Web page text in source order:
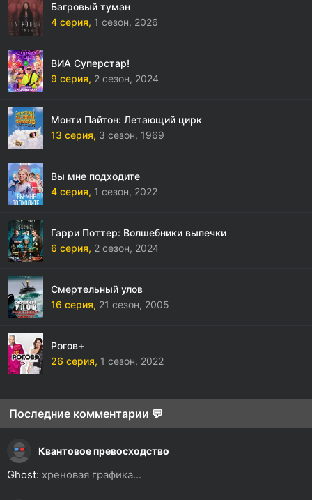
Багровый туман
4 серия, 1 сезон, 2026
ВИА Суперстар!
9 серия, 2 сезон, 2024
Монти Пайтон: Летающий цирк
13 серия, 3 сезон, 1969
Вы мне подходите
4 серия, 1 сезон, 2022
Гарри Поттер: Волшебники выпечки
6 серия, 2 сезон, 2024
Смертельный улов
16 серия, 21 сезон, 2005
Рогов+
26 серия, 1 сезон, 2022
Последние комментарии 💬
Квантовое превосходство
Ghost: хреновая графика...